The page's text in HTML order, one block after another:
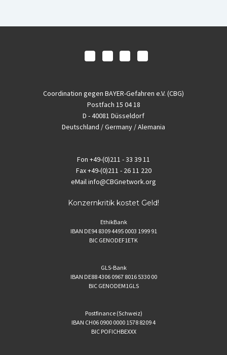
Coordination gegen BAYER-Gefahren e.V. (CBG)
Postfach 15 04 18
D - 40081 Düsseldorf
Deutschland / Germany / Alemania
Fon +49-(0)211 - 33 39 11
Fax+49-(0)211 - 26 11 220
eMailinfo@CBGnetwork.org
Konzernkritik kostet Geld!
EthikBank
IBAN DE94 8309 4495 0003 1999 91
BIC GENODEF1ETK
GLS-Bank
IBAN DE88 4306 0967 8016 5330 00
BIC GENODEM1GLS
Postfinance (Schweiz)
IBAN CH06 0900 0000 1578 8209 4
BIC POFICHBEXXX